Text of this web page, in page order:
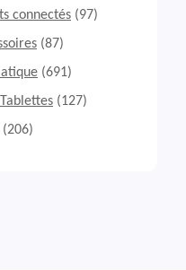
connectés (97)
(87)
(691)
(127)
(206)